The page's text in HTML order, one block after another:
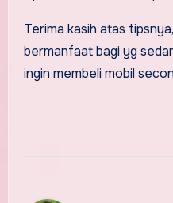
Terima kasih atas
bermanfaat bagi yg
ingin membeli mobil